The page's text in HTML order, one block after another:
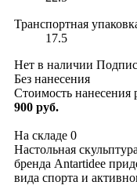
Транспортная
17.5
Нет в наличии
Без нанесения
Стоимость нанесения
900 руб.
На складе 0
Настольная
бренда Antartidee
вида спорта и